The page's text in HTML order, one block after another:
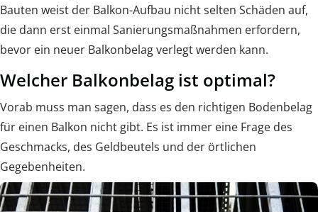
Bauten weist der Balkon-Aufbau nicht selten Schäden auf,
die dann erst einmal Sanierungsmaßnahmen erfordern,
bevor ein neuer Balkonbelag verlegt werden kann.
Welcher Balkonbelag ist optimal?
Vorab muss man sagen, dass es den richtigen Bodenbelag
für einen Balkon nicht gibt. Es ist immer eine Frage des
Geschmacks, des Geldbeutels und der örtlichen
Gegebenheiten.